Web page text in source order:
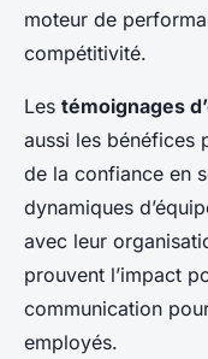
moteur de
compétitivité.
Les témoignages
aussi les bénéfices
de la confiance en
dynamiques
avec leur
prouvent l’impact
communication
employés.